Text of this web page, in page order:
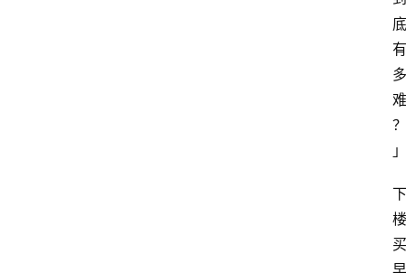
底
有
多
难
？
」
下
楼
买
早